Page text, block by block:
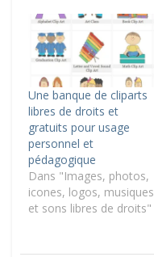
Une banque de cliparts
libres de droits et
gratuits pour usage
personnel et
pédagogique
Dans "Images, photos,
icones, logos, musiques
et sons libres de droits"